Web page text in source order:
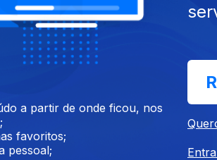
e Martim
Reis
a partir de onde ficou, nos
favoritos;
pessoal;